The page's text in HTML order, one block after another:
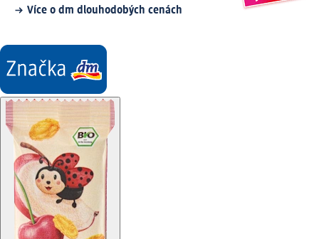
Více o dm dlouhodobých cenách